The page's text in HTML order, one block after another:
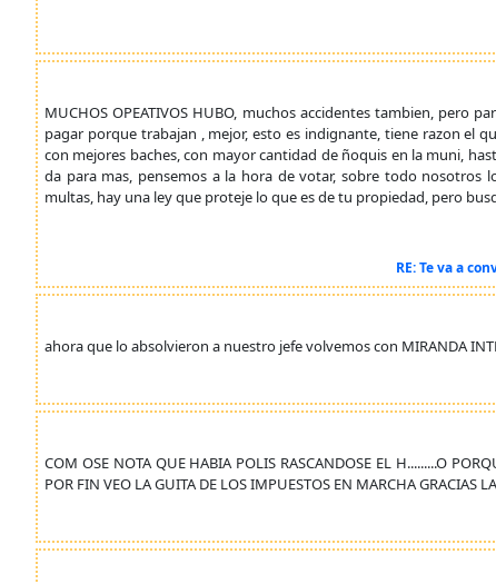
MUCHOS OPEATIVOS HUBO, muchos accidentes tambien, pero
pagar porque trabajan , mejor, esto es indignante, tiene razon el
con mejores baches, con mayor cantidad de ñoquis en la muni,
da para mas, pensemos a la hora de votar, sobre todo
multas, hay una ley que proteje lo que es de tu propiedad, pero
RE: Te va a
ahora que lo absolvieron a nuestro jefe volvemos con MIRANDA
COM OSE NOTA QUE HABIA POLIS RASCANDOSE EL H.........O
POR FIN VEO LA GUITA DE LOS IMPUESTOS EN MARCHA GRACIAS